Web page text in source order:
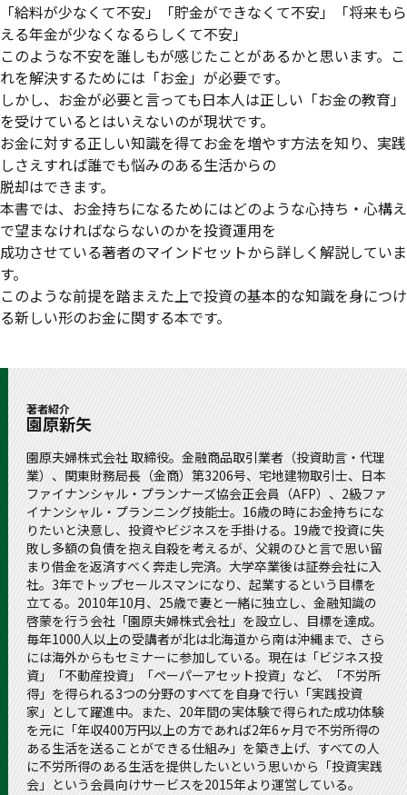
「給料が少なくて不安」「貯金ができなくて不安」「将来もら
える年金が少なくなるらしくて不安」
このような不安を誰しもが感じたことがあるかと思います。こ
れを解決するためには「お金」が必要です。
しかし、お金が必要と言っても日本人は正しい「お金の教育」
を受けているとはいえないのが現状です。
お金に対する正しい知識を得てお金を増やす方法を知り、実践
しさえすれば誰でも悩みのある生活からの
脱却はできます。
本書では、お金持ちになるためにはどのような心持ち・心構え
で望まなければならないのかを投資運用を
成功させている著者のマインドセットから詳しく解説していま
す。
このような前提を踏まえた上で投資の基本的な知識を身につけ
る新しい形のお金に関する本です。
著者紹介
園原新矢
園原夫婦株式会社 取締役。金融商品取引業者（投資助言・代理
業）、関東財務局長（金商）第3206号、宅地建物取引士、日本
ファイナンシャル・プランナーズ協会正会員（AFP）、2級ファ
イナンシャル・プランニング技能士。16歳の時にお金持ちにな
りたいと決意し、投資やビジネスを手掛ける。19歳で投資に失
敗し多額の負債を抱え自殺を考えるが、父親のひと言で思い留
まり借金を返済すべく奔走し完済。大学卒業後は証券会社に入
社。3年でトップセールスマンになり、起業するという目標を
立てる。2010年10月、25歳で妻と一緒に独立し、金融知識の
啓蒙を行う会社「園原夫婦株式会社」を設立し、目標を達成。
毎年1000人以上の受講者が北は北海道から南は沖縄まで、さら
には海外からもセミナーに参加している。現在は「ビジネス投
資」「不動産投資」「ペーパーアセット投資」など、「不労所
得」を得られる3つの分野のすべてを自身で行い「実践投資
家」として躍進中。また、20年間の実体験で得られた成功体験
を元に「年収400万円以上の方であれば2年6ヶ月で不労所得の
ある生活を送ることができる仕組み」を築き上げ、すべての人
に不労所得のある生活を提供したいという思いから「投資実践
会」という会員向けサービスを2015年より運営している。